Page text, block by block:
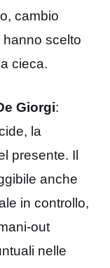
cambio
scelto
cieca.
Giorgi:
la
presente. Il
anche
in controllo,
out
nelle